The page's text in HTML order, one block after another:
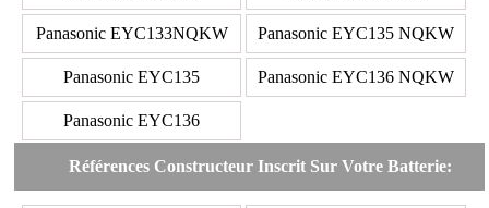
Panasonic EYC133NQKW Panasonic EYC135 NQKW
Panasonic EYC135 Panasonic EYC136 NQKW
Panasonic EYC136
Références Constructeur Inscrit Sur Votre Batterie: